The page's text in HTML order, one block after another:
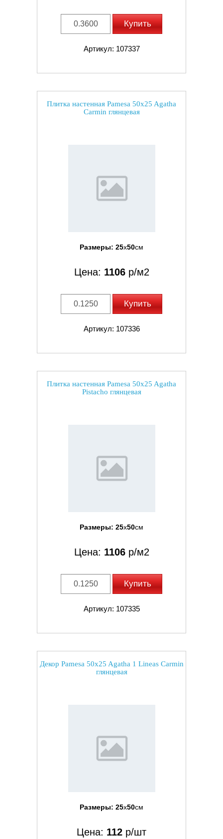
Купить
Артикул: 107337
Плитка настенная Pamesa 50x25 Agatha
Carmin глянцевая
Размеры: 25x50см
Цена: 1106р/м2
Купить
Артикул: 107336
Плитка настенная Pamesa 50x25 Agatha
Pistacho глянцевая
Размеры: 25x50см
Цена: 1106р/м2
Купить
Артикул: 107335
Декор Pamesa 50x25 Agatha 1 Lineas Carmin
глянцевая
Размеры: 25x50см
Цена: 112 р/шт